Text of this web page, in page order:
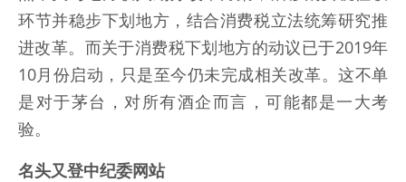
环节并稳步下划地方，结合消费税立法统筹研究推
进改革。而关于消费税下划地方的动议已于2019年
10月份启动，只是至今仍未完成相关改革。这不单
是对于茅台，对所有酒企而言，可能都是一大考
验。
名头又登中纪委网站